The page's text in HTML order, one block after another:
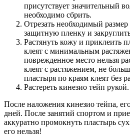
присутствует значительный
необходимо сбрить.
Отрезать необходимый размер
защитную пленку и
Растянуть кожу и приклеить
клеят с минимальным
поврежденное место нельзя
клеят с растяжением, не
пластыря по краям клеят без
Растереть кинезио тейп рукой.
После наложения кинезио тейпа,
дней. После занятий спортом и
аккуратно промокнуть пластырь
его нельзя!